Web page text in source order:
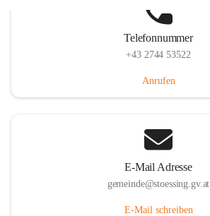
Telefonnummer
+43 2744 53522
Anrufen
E-Mail Adresse
gemeinde@stoessing.gv.at
E-Mail schreiben